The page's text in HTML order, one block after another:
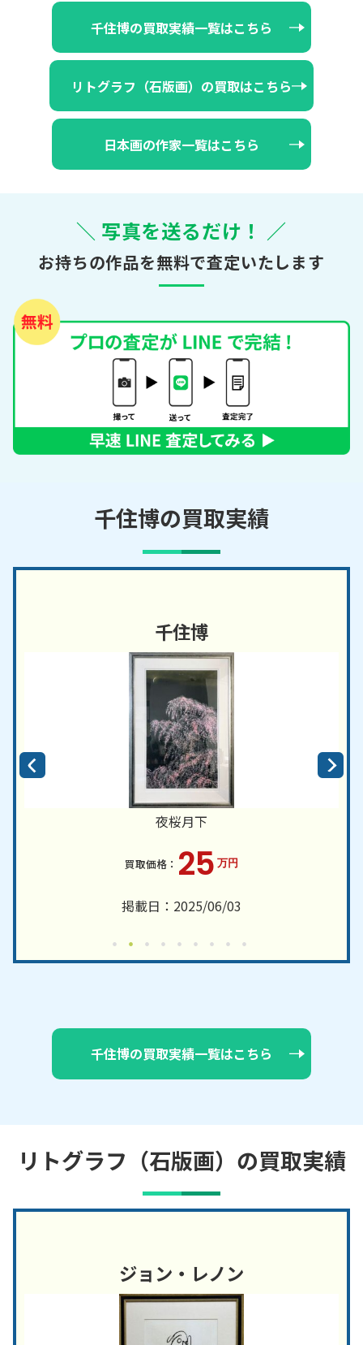
千住博の買取実績一覧はこちら
リトグラフ（石版画）の買取はこちら
日本画の作家一覧はこちら
＼ 写真を送るだけ！ ／
お持ちの作品を無料で査定いたします
千住博の買取実績
千住博
夜桜月下
25 万円
掲載日：2025/06/03
千住博の買取実績一覧はこちら
リトグラフ（石版画）の買取実績
ジョン・レノン